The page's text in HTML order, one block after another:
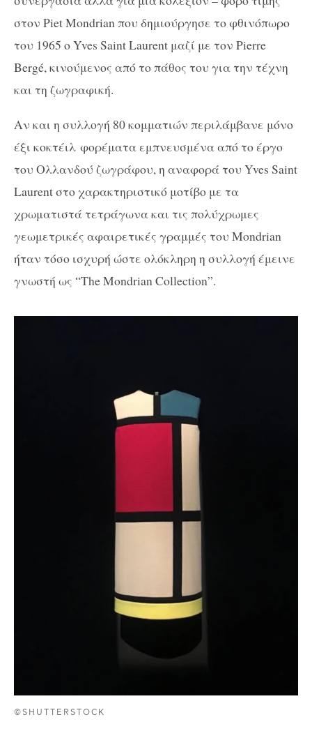
στον Piet Mondrian που δημιούργησε το φθινόπωρο
του 1965 ο Yves Saint Laurent μαζί με τον Pierre
Bergé, κινούμενος από το πάθος του για την τέχνη
και τη ζωγραφική.
Αν και η συλλογή 80 κομματιών περιλάμβανε μόνο
έξι κοκτέιλ φορέματα εμπνευσμένα από το έργο
του Ολλανδού ζωγράφου, η αναφορά του Yves Saint
Laurent στο χαρακτηριστικό μοτίβο με τα
χρωματιστά τετράγωνα και τις πολύχρωμες
γεωμετρικές αφαιρετικές γραμμές του Mondrian
ήταν τόσο ισχυρή ώστε ολόκληρη η συλλογή έμεινε
γνωστή ως “The Mondrian Collection”.
©SHUTTERSTOCK